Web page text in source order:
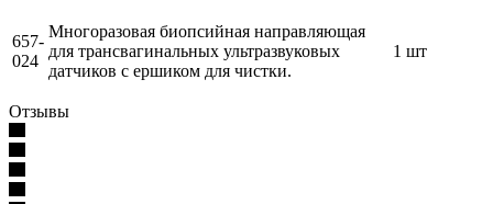
657-
024
Многоразовая биопсийная направляющая
для трансвагинальных ультразвуковых
датчиков с ершиком для чистки.
1 шт
Отзывы